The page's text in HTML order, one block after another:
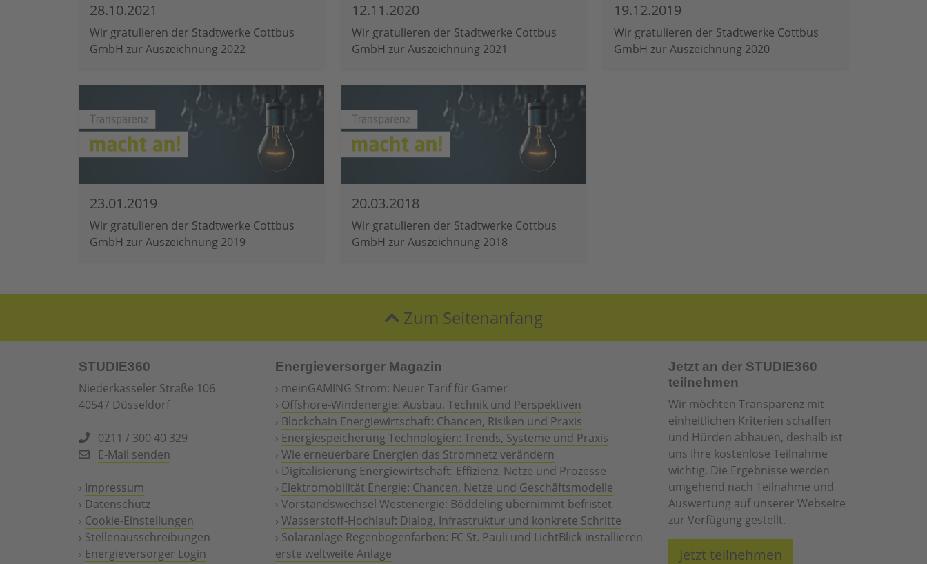
28.10.2021
Wir gratulieren der Stadtwerke Cottbus
GmbH zur Auszeichnung 2022
12.11.2020
Wir gratulieren der Stadtwerke Cottbus
GmbH zur Auszeichnung 2021
19.12.2019
Wir gratulieren der Stadtwerke Cottbus
GmbH zur Auszeichnung 2020
23.01.2019
Wir gratulieren der Stadtwerke Cottbus
GmbH zur Auszeichnung 2019
20.03.2018
Wir gratulieren der Stadtwerke Cottbus
GmbH zur Auszeichnung 2018
Zum Seitenanfang
STUDIE360
Niederkasseler Straße 106
40547 Düsseldorf
0211 / 300 40 329
E-Mail senden
› Impressum
› Datenschutz
› Cookie-Einstellungen
› Stellenausschreibungen
› Energieversorger Login
Energieversorger Magazin
› meinGAMING Strom: Neuer Tarif für Gamer
› Offshore-Windenergie: Ausbau, Technik und Perspektiven
› Blockchain Energiewirtschaft: Chancen, Risiken und Praxis
› Energiespeicherung Technologien: Trends, Systeme und Praxis
› Wie erneuerbare Energien das Stromnetz verändern
› Digitalisierung Energiewirtschaft: Effizienz, Netze und Prozesse
› Elektromobilität Energie: Chancen, Netze und Geschäftsmodelle
› Vorstandswechsel Westenergie: Böddeling übernimmt befristet
› Wasserstoff-Hochlauf: Dialog, Infrastruktur und konkrete Schritte
› Solaranlage Regenbogenfarben: FC St. Pauli und LichtBlick installieren
erste weltweite Anlage
Jetzt an der STUDIE360
teilnehmen
Wir möchten Transparenz mit
einheitlichen Kriterien schaffen
und Hürden abbauen, deshalb ist
uns Ihre kostenlose Teilnahme
wichtig. Die Ergebnisse werden
umgehend nach Teilnahme und
Auswertung auf unserer Webseite
zur Verfügung gestellt.
Jetzt teilnehmen